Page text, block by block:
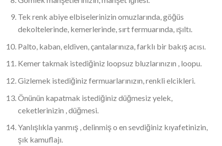
Tek renk abiye elbiselerinizin omuzlarında, göğüs
dekoltelerinde, kemerlerinde, sırt fermuarında, ışıltı.
Palto, kaban, eldiven, çantalarınıza, farklı bir bakış acısı.
Kemer takmak istediğiniz loopsuz bluzlarınızın , loopu.
Gizlemek istediğiniz fermuarlarınızın, renkli elcikleri.
Önünün kapatmak istediğiniz düğmesiz yelek,
ceketlerinizin , düğmesi.
Yanlışlıkla yanmış , delinmiş o en sevdiğiniz kıyafetinizin,
şık kamuflajı.